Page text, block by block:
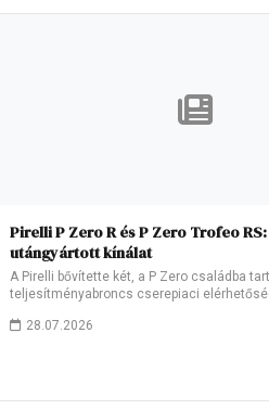
Pirelli P Zero R és P Zero Trofeo
utángyártott kínálat
A Pirelli bővítette két, a P Zero családba
teljesítményabroncs cserepiaci
28.07.2026